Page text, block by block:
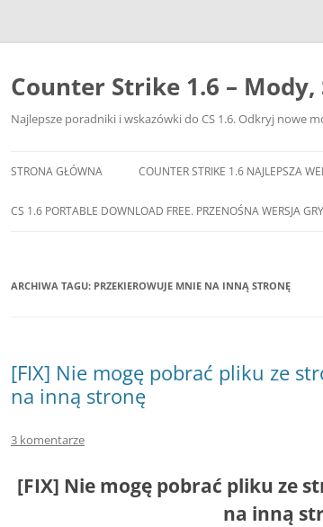
Przejdź
Counter Strike 1.6 –
Najlepsze poradniki i wskazówki do CS 1.6. Odkryj nowe
STRONA GŁÓWNA COUNTER STRIKE 1.6 NAJLEPSZA
CS 1.6 PORTABLE DOWNLOAD FREE. PRZENOŚNA WERSJA
ARCHIWA TAGU: PRZEKIEROWUJE MNIE NA INNĄ STRONĘ
[FIX] Nie mogę pobrać pliku ze
na inną stronę
3 komentarze
[FIX] Nie mogę pobrać pliku ze
na inną